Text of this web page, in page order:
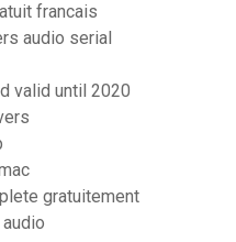
francais
audio serial
valid until 2020
gratuitement